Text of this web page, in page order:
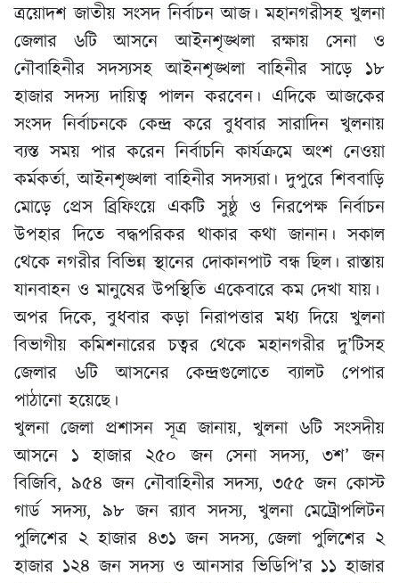
ত্রয়োদশ জাতীয় সংসদ নির্বাচন আজ। মহানগরীসহ খুলনা
জেলার ৬টি আসনে আইনশৃঙ্খলা রক্ষায় সেনা ও
নৌবাহিনীর সদস্যসহ আইনশৃঙ্খলা বাহিনীর সাড়ে ১৮
হাজার সদস্য দায়িত্ব পালন করবেন। এদিকে আজকের
সংসদ নির্বাচনকে কেন্দ্র করে বুধবার সারাদিন খুলনায়
ব্যস্ত সময় পার করেন নির্বাচনি কার্যক্রমে অংশ নেওয়া
কর্মকর্তা, আইনশৃঙ্খলা বাহিনীর সদস্যরা। দুপুরে শিববাড়ি
মোড়ে প্রেস ব্রিফিংয়ে একটি সুষ্ঠু ও নিরপেক্ষ নির্বাচন
উপহার দিতে বদ্ধপরিকর থাকার কথা জানান। সকাল
থেকে নগরীর বিভিন্ন স্থানের দোকানপাট বন্ধ ছিল। রাস্তায়
যানবাহন ও মানুষের উপস্থিতি একেবারে কম দেখা যায়।
অপর দিকে, বুধবার কড়া নিরাপত্তার মধ্য দিয়ে খুলনা
বিভাগীয় কমিশনারের চত্বর থেকে মহানগরীর দু’টিসহ
জেলার ৬টি আসনের কেন্দ্রগুলোতে ব্যালট পেপার
পাঠানো হয়েছে।
খুলনা জেলা প্রশাসন সূত্র জানায়, খুলনা ৬টি সংসদীয়
আসনে ১ হাজার ২৫০ জন সেনা সদস্য, ৩শ’ জন
বিজিবি, ৯৫৪ জন নৌবাহিনীর সদস্য, ৩৫৫ জন কোস্ট
গার্ড সদস্য, ৯৮ জন র‌্যাব সদস্য, খুলনা মেট্রোপলিটন
পুলিশের ২ হাজার ৪৩১ জন সদস্য, জেলা পুলিশের ২
হাজার ১২৪ জন সদস্য ও আনসার ভিডিপি’র ১১ হাজার